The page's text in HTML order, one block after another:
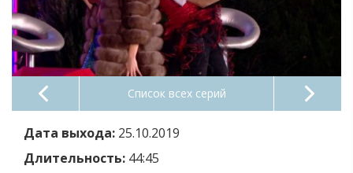
Список всех серий
Дата выхода: 25.10.2019
Длительность: 44:45